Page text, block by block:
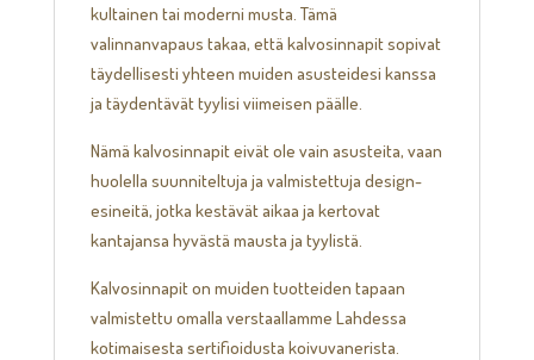
kultainen tai moderni musta. Tämä
valinnanvapaus takaa, että kalvosinnapit sopivat
täydellisesti yhteen muiden asusteidesi kanssa
ja täydentävät tyylisi viimeisen päälle.
Nämä kalvosinnapit eivät ole vain asusteita, vaan
huolella suunniteltuja ja valmistettuja design-
esineitä, jotka kestävät aikaa ja kertovat
kantajansa hyvästä mausta ja tyylistä.
Kalvosinnapit on muiden tuotteiden tapaan
valmistettu omalla verstaallamme Lahdessa
kotimaisesta sertifioidusta koivuvanerista.